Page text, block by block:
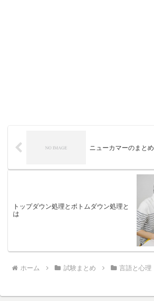
ニューカマーのまとめ
トップダウン処理とボトムダウン処理と
は
ホーム 試験まとめ 言語と心理